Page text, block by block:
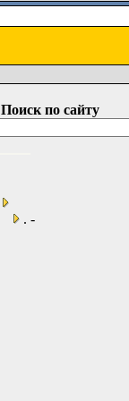
Поиск по сайту
. -